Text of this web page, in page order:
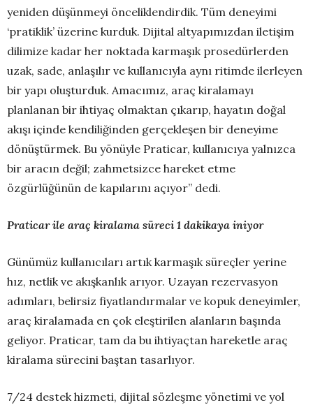
yeniden düşünmeyi önceliklendirdik. Tüm deneyimi
‘pratiklik’ üzerine kurduk. Dijital altyapımızdan iletişim
dilimize kadar her noktada karmaşık prosedürlerden
uzak, sade, anlaşılır ve kullanıcıyla aynı ritimde ilerleyen
bir yapı oluşturduk. Amacımız, araç kiralamayı
planlanan bir ihtiyaç olmaktan çıkarıp, hayatın doğal
akışı içinde kendiliğinden gerçekleşen bir deneyime
dönüştürmek. Bu yönüyle Praticar, kullanıcıya yalnızca
bir aracın değil; zahmetsizce hareket etme
özgürlüğünün de kapılarını açıyor” dedi.
Praticar ile araç kiralama süreci 1 dakikaya iniyor
Günümüz kullanıcıları artık karmaşık süreçler yerine
hız, netlik ve akışkanlık arıyor. Uzayan rezervasyon
adımları, belirsiz fiyatlandırmalar ve kopuk deneyimler,
araç kiralamada en çok eleştirilen alanların başında
geliyor. Praticar, tam da bu ihtiyaçtan hareketle araç
kiralama sürecini baştan tasarlıyor.
7/24 destek hizmeti, dijital sözleşme yönetimi ve yol